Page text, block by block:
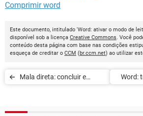
Comprimir word
Este documento, intitulado 'Word: ativar o modo de
disponível sob a licença Creative Commons. Você
conteúdo desta página com base nas condições
esqueça de creditar o CCM (br.ccm.net) ao utilizar
Mala direta: concluir e
Word: